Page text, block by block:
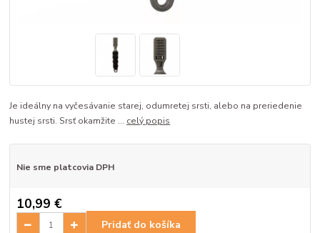
Je ideálny na vyčesávanie starej, odumretej srsti, alebo na preriedenie
hustej srsti. Srsť okamžite ... celý popis
Nie sme platcovia DPH
10,99 €
Pridať do košíka